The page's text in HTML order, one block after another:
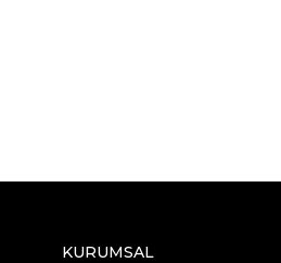
KURUMSAL